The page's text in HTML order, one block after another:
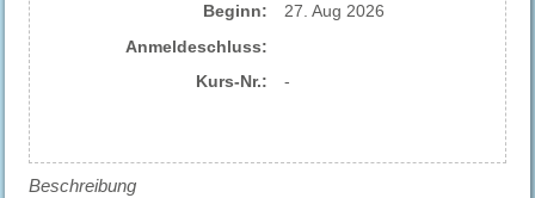
Beginn:
27. Aug 2026
Anmelde​schluss:
Kurs-Nr.:
-
Beschreibung